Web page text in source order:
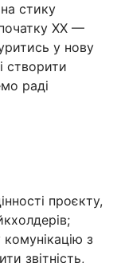
стику
XX —
у нову
створити
раді
проєкту,
з
звітність,